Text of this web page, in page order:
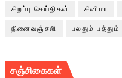
சிறப்பு செய்திகள் சினிமா
நினைவஞ்சலி பலதும் பத்தும்
சஞ்சிகைகள்